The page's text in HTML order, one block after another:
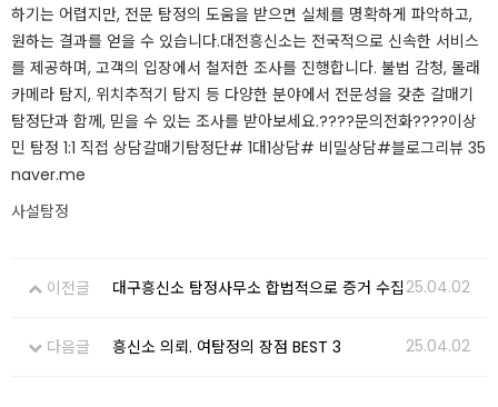
하기는 어렵지만, 전문 탐정의 도움을 받으면 실체를 명확하게 파악하고,
원하는 결과를 얻을 수 있습니다.​​대전흥신소는 전국적으로 신속한 서비스
를 제공하며, 고객의 입장에서 철저한 조사를 진행합니다. 불법 감청, 몰래
카메라 탐지, 위치추적기 탐지 등 다양한 분야에서 전문성을 갖춘 갈매기
탐정단과 함께, 믿을 수 있는 조사를 받아보세요.​​????문의전화????이상
민 탐정 1:1 직접 상담갈매기탐정단# 1대1상담# 비밀상담#블로그리뷰 35
naver.me​
사설탐정
이전글 대구흥신소 탐정사무소 합법적으로 증거 수집 25.04.02
다음글 흥신소 의뢰. 여탐정의 장점 BEST 3 25.04.02